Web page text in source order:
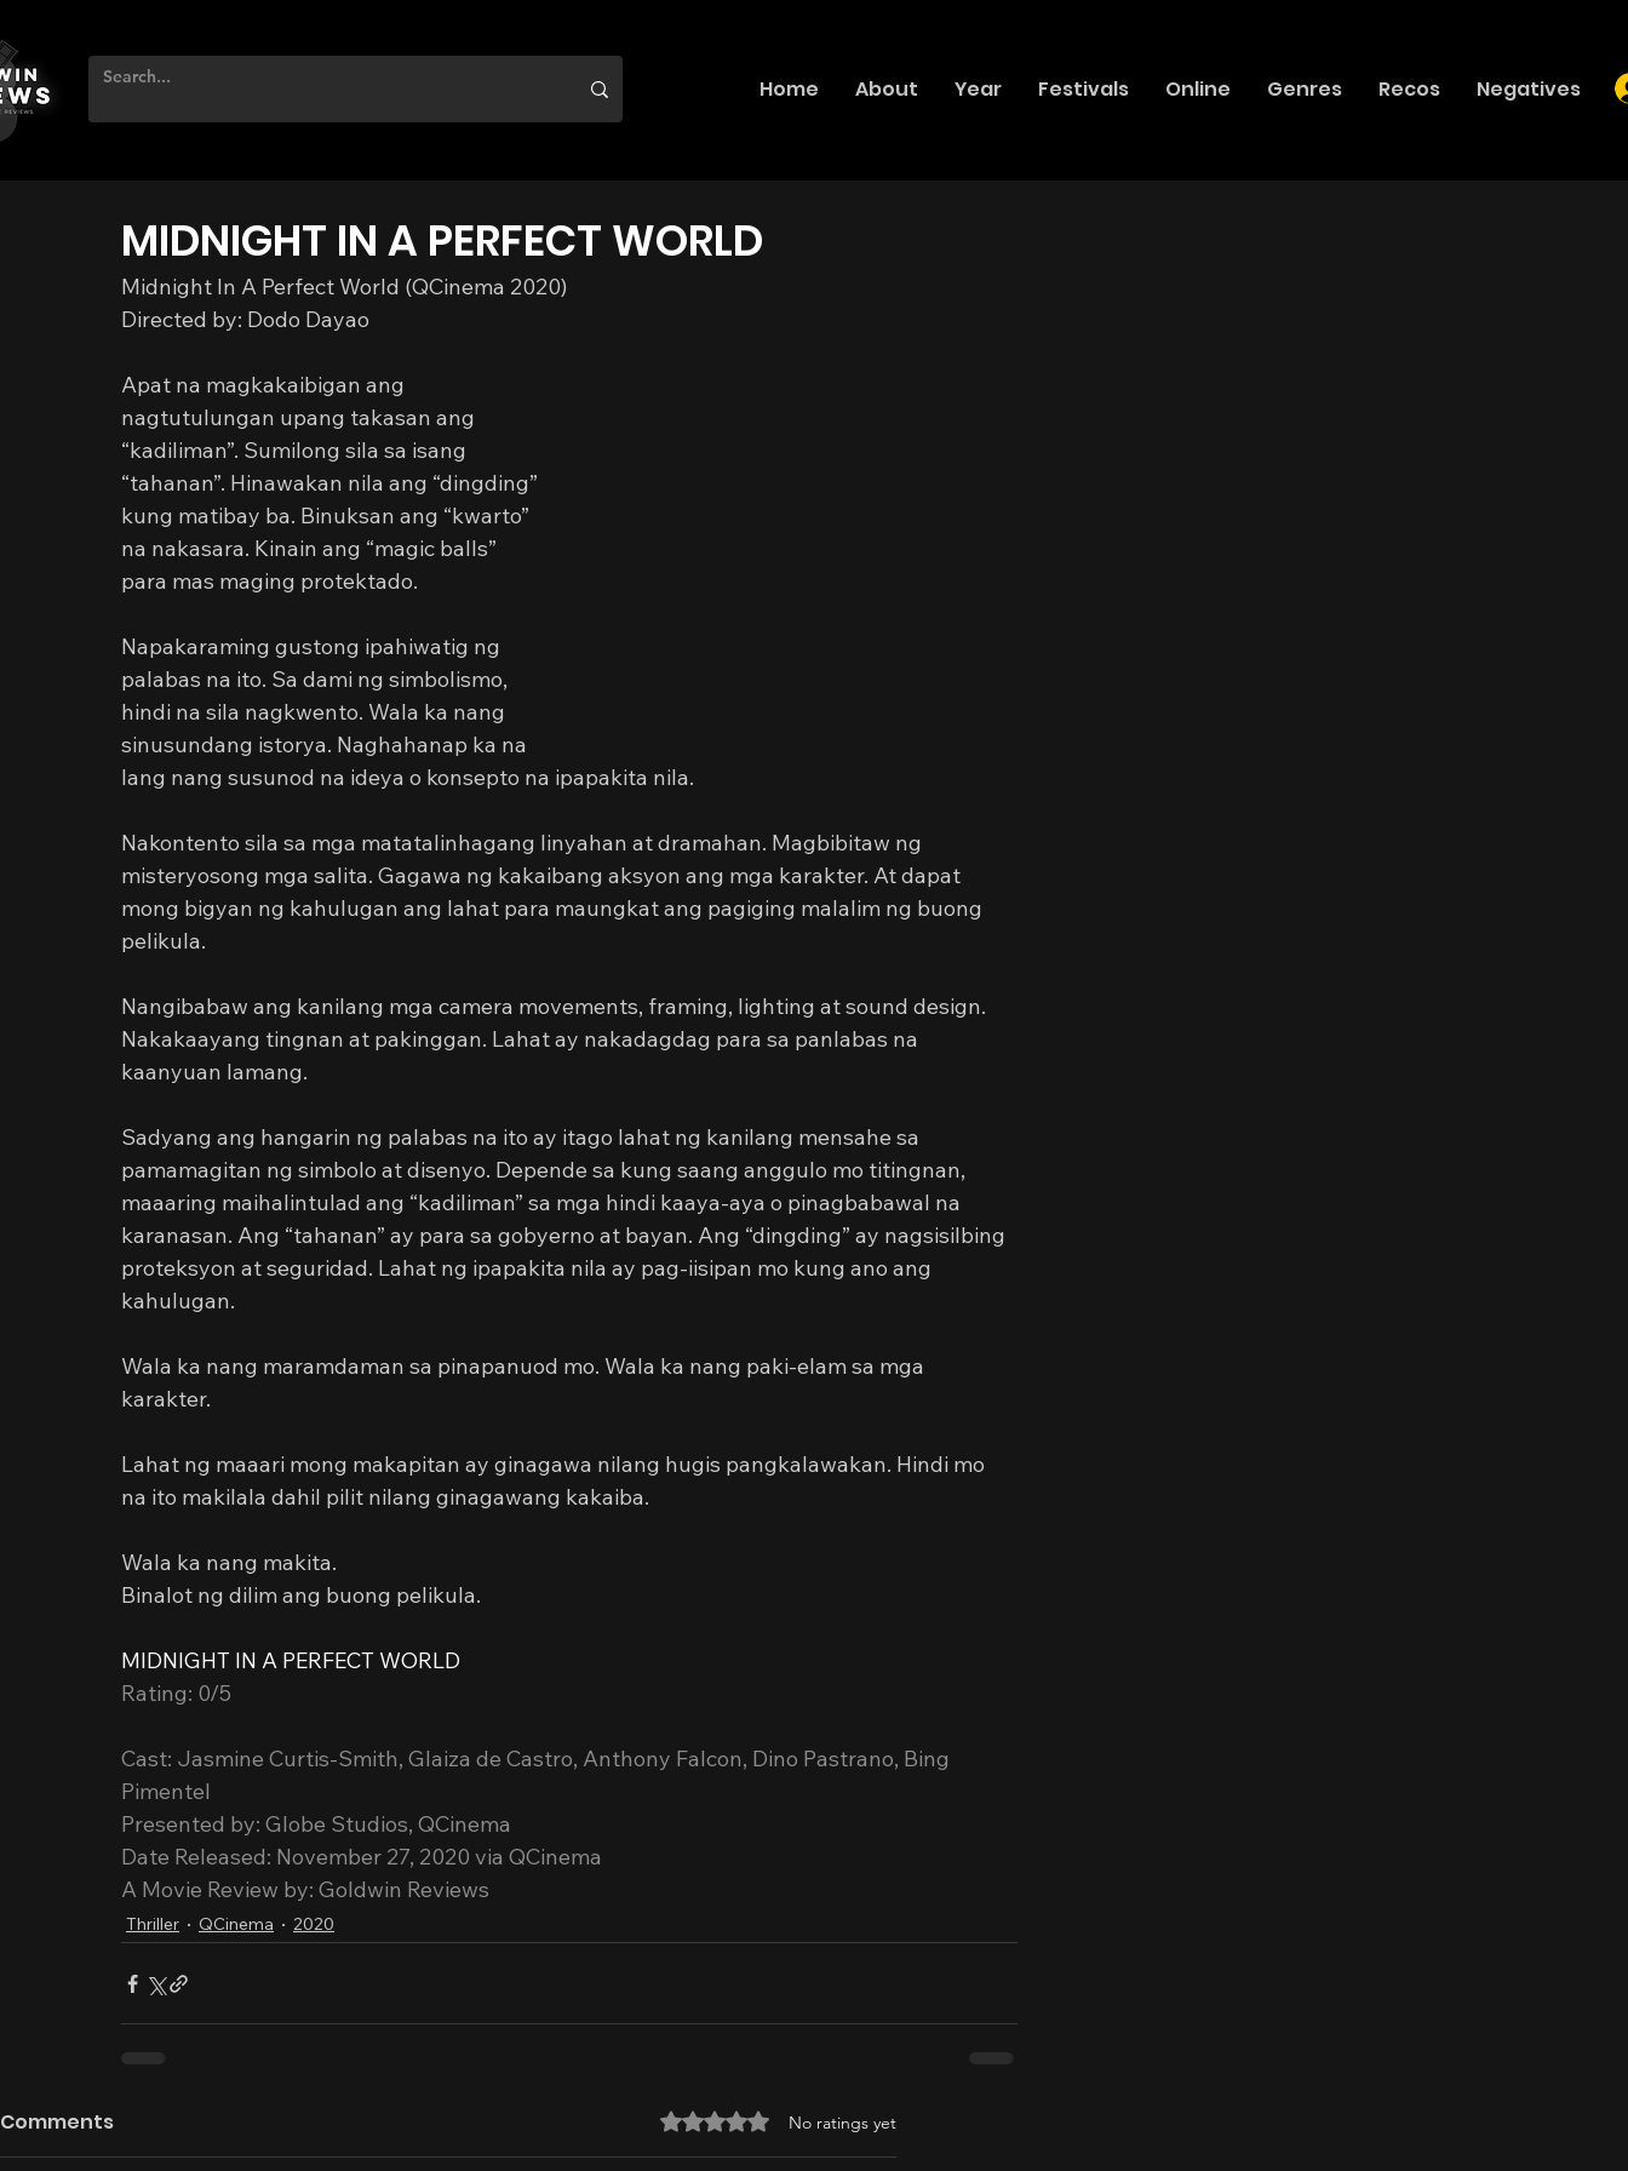
Home About Year Festivals Online Genres Recos Negatives
MIDNIGHT IN A PERFECT WORLD
Midnight In A Perfect World (QCinema 2020)
Directed by: Dodo Dayao
Apat na magkakaibigan ang
nagtutulungan upang takasan ang
“kadiliman”. Sumilong sila sa isang
“tahanan”. Hinawakan nila ang “dingding”
kung matibay ba. Binuksan ang “kwarto”
na nakasara. Kinain ang “magic balls”
para mas maging protektado.
Napakaraming gustong ipahiwatig ng
palabas na ito. Sa dami ng simbolismo,
hindi na sila nagkwento. Wala ka nang
sinusundang istorya. Naghahanap ka na
lang nang susunod na ideya o konsepto na ipapakita nila.
Nakontento sila sa mga matatalinhagang linyahan at dramahan. Magbibitaw ng
misteryosong mga salita. Gagawa ng kakaibang aksyon ang mga karakter. At dapat
mong bigyan ng kahulugan ang lahat para maungkat ang pagiging malalim ng buong
pelikula.
Nangibabaw ang kanilang mga camera movements, framing, lighting at sound design.
Nakakaayang tingnan at pakinggan. Lahat ay nakadagdag para sa panlabas na
kaanyuan lamang.
Sadyang ang hangarin ng palabas na ito ay itago lahat ng kanilang mensahe sa
pamamagitan ng simbolo at disenyo. Depende sa kung saang anggulo mo titingnan,
maaaring maihalintulad ang “kadiliman” sa mga hindi kaaya-aya o pinagbabawal na
karanasan. Ang “tahanan” ay para sa gobyerno at bayan. Ang “dingding” ay nagsisilbing
proteksyon at seguridad. Lahat ng ipapakita nila ay pag-iisipan mo kung ano ang
kahulugan.
Wala ka nang maramdaman sa pinapanuod mo. Wala ka nang paki-elam sa mga
karakter.
Lahat ng maaari mong makapitan ay ginagawa nilang hugis pangkalawakan. Hindi mo
na ito makilala dahil pilit nilang ginagawang kakaiba.
Wala ka nang makita.
Binalot ng dilim ang buong pelikula.
MIDNIGHT IN A PERFECT WORLD
Rating: 0/5
Cast: Jasmine Curtis-Smith, Glaiza de Castro, Anthony Falcon, Dino Pastrano, Bing
Pimentel
Presented by: Globe Studios, QCinema
Date Released: November 27, 2020 via QCinema
A Movie Review by: Goldwin Reviews
Thriller QCinema 2020
Comments Rated 0 out of 5 stars.
No ratings yet